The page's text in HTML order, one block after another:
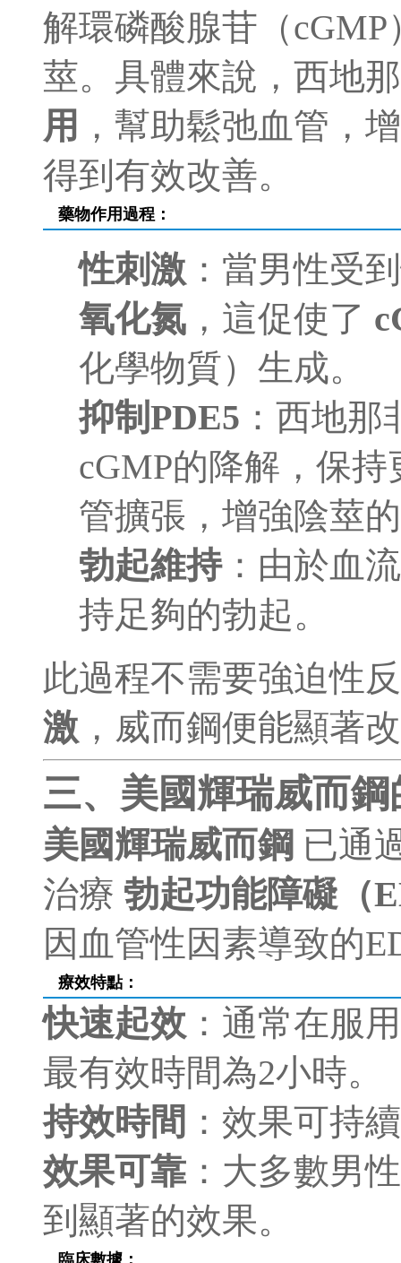
解環磷酸腺苷（
莖。具體來說，西地
用 ，幫助鬆弛血管，
得到有效改善。
藥物作用過程：
性刺激 ：當男性受
氧化氮 ，這促使了
化學物質）生成。
抑制PDE5 ：西地
cGMP的降解，保
管擴張，增強陰莖
勃起維持：由於血
持足夠的勃起。
此過程不需要強迫性
激 ，威而鋼便能顯著
三、美國輝瑞威而鋼
美國輝瑞威而鋼 已通
治療 勃起功能障礙（
因血管性因素導致的
療效特點：
快速起效 ：通常在服
最有效時間為2小時。
持效時間 ：效果可持
效果可靠 ：大多數男
到顯著的效果。